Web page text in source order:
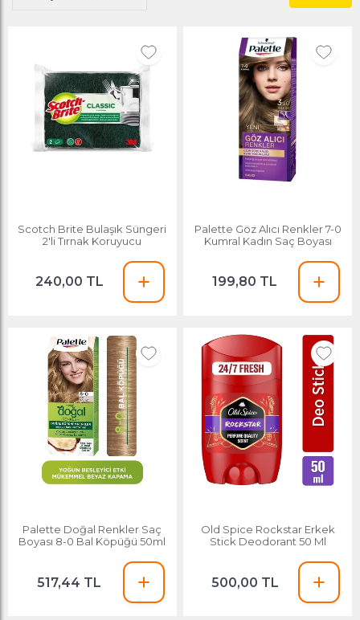
Scotch Brite Bulaşık Süngeri
2'li Tırnak Koruyucu
240,00 TL
Palette Göz Alıcı Renkler 7-0
Kumral Kadın Saç Boyası
199,80 TL
Palette Doğal Renkler Saç
Boyası 8-0 Bal Köpüğü 50ml
517,44 TL
Old Spice Rockstar Erkek
Stick Deodorant 50 Ml
500,00 TL